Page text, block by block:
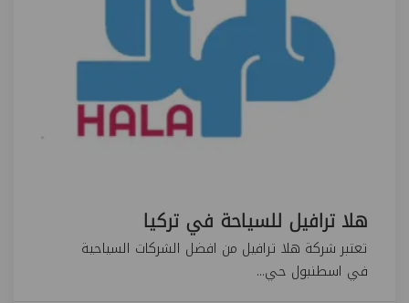
هلا ترافيل للسياحة في تركيا
تعتبر شركة هلا ترافيل من افضل الشركات السياحية
في اسطنبول حي...